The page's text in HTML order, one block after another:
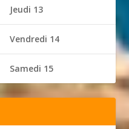
Jeudi 13
Vendredi 14
Samedi 15